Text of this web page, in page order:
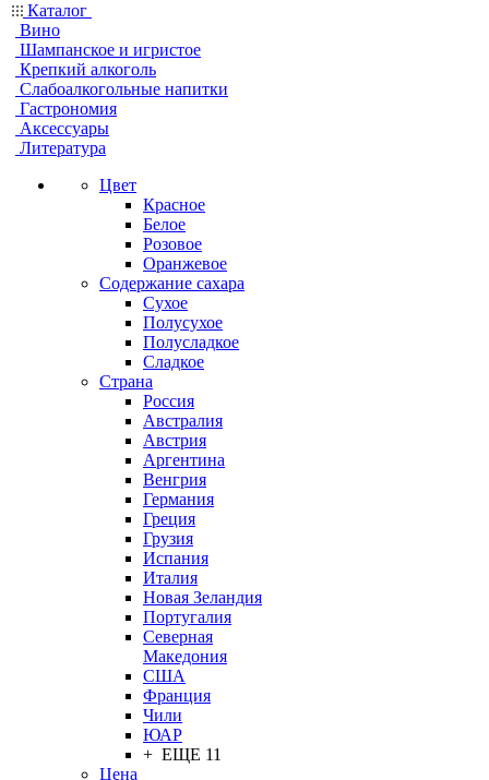
Каталог
Вино
Шампанское и игристое
Крепкий алкоголь
Слабоалкогольные напитки
Гастрономия
Аксессуары
Литература
Цвет
Красное
Белое
Розовое
Оранжевое
Содержание сахара
Сухое
Полусухое
Полусладкое
Сладкое
Страна
Россия
Австралия
Австрия
Аргентина
Венгрия
Германия
Греция
Грузия
Испания
Италия
Новая Зеландия
Португалия
Северная
Македония
США
Франция
Чили
ЮАР
+ ЕЩЕ 11
Цена